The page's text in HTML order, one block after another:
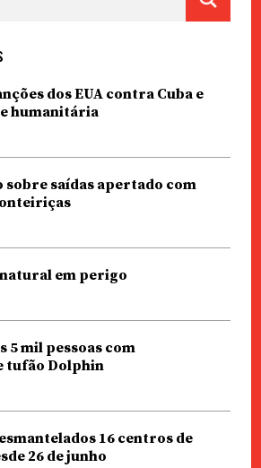
dos EUA contra Cuba e
humanitária
sobre saídas apertado com
em perigo
5 mil pessoas com
tufão Dolphin
16 centros de
26 de junho